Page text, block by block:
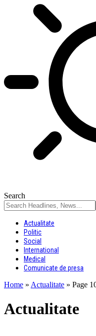
Search
Actualitate
Politic
Social
International
Medical
Comunicate de presa
Home » Actualitate » Page
Actualitate